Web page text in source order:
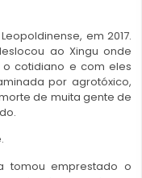
em 2017.
ao Xingu onde
cotidiano e com eles
por agrotóxico,
de muita gente de
tomou emprestado o